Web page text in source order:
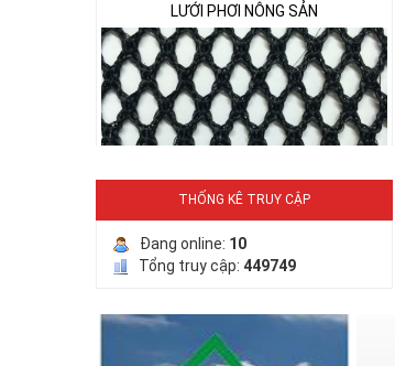
THỐNG KÊ TRUY CẬP
Đang online: 10
Tổng truy cập: 449749